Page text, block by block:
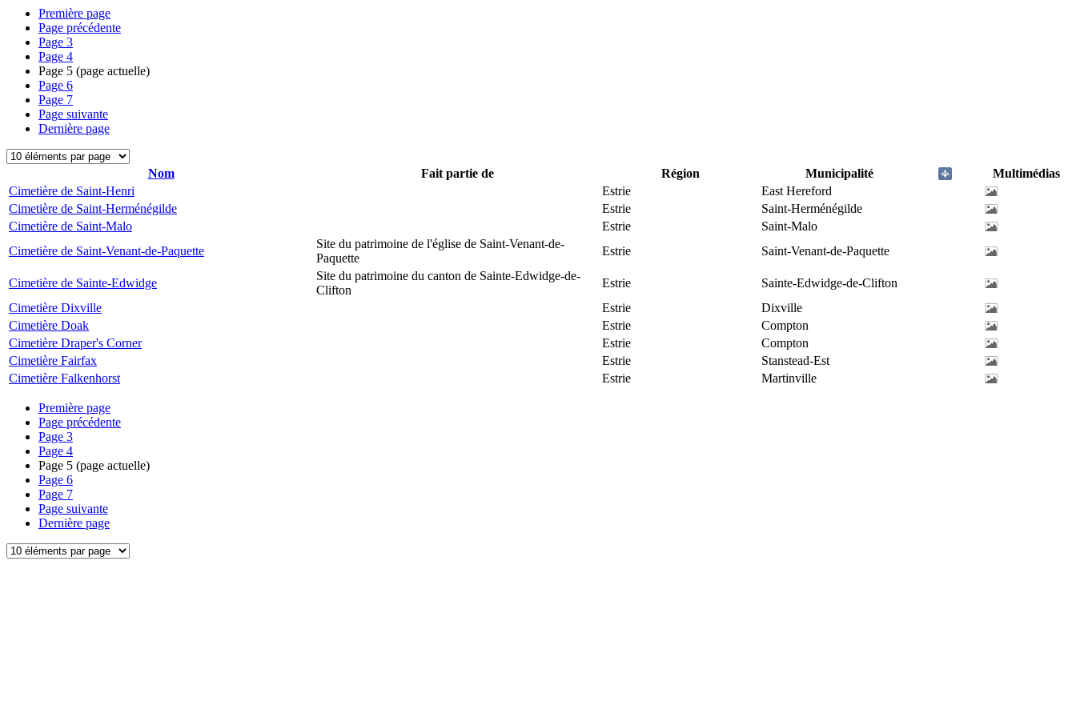
Première page
Page précédente
Page 3
Page 4
Page 5 (page actuelle)
Page 6
Page 7
Page suivante
Dernière page
Nom Fait partie de Région Municipalité
Multimédias
Cimetière de Saint-Henri
Estrie
East Hereford
Cimetière de Saint-Herménégilde
Estrie
Saint-Herménégilde
Cimetière de Saint-Malo
Estrie
Saint-Malo
Cimetière de Saint-Venant-de-Paquette
Site du patrimoine de l'église de Saint-Venant-de-
Paquette
Estrie Saint-Venant-de-Paquette
Cimetière de Sainte-Edwidge
Site du patrimoine du canton de Sainte-Edwidge-de-
Clifton
Estrie
Sainte-Edwidge-de-Clifton
Cimetière Dixville
Estrie
Dixville
Cimetière Doak
Estrie
Compton
Cimetière Draper's Corner
Estrie
Compton
Cimetière Fairfax
Estrie
Stanstead-Est
Cimetière Falkenhorst
Estrie Martinville
Première page
Page précédente
Page 3
Page 4
Page 5 (page actuelle)
Page 6
Page 7
Page suivante
Dernière page